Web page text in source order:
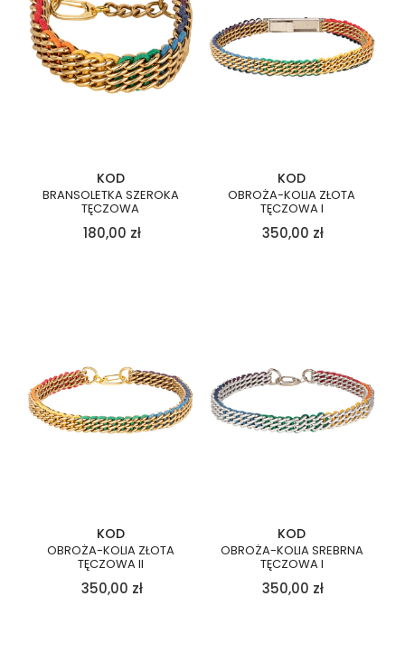
KOD
BRANSOLETKA SZEROKA
TĘCZOWA
180,00 zł
KOD
OBROŻA-KOLIA ZŁOTA
TĘCZOWA I
350,00 zł
KOD
OBROŻA-KOLIA ZŁOTA
TĘCZOWA II
350,00 zł
KOD
OBROŻA-KOLIA SREBRNA
TĘCZOWA I
350,00 zł